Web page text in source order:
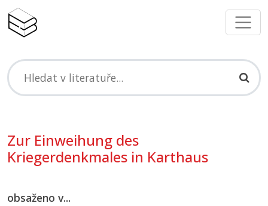
Zur Einweihung des
Kriegerdenkmales in Karthaus
obsaženo v...